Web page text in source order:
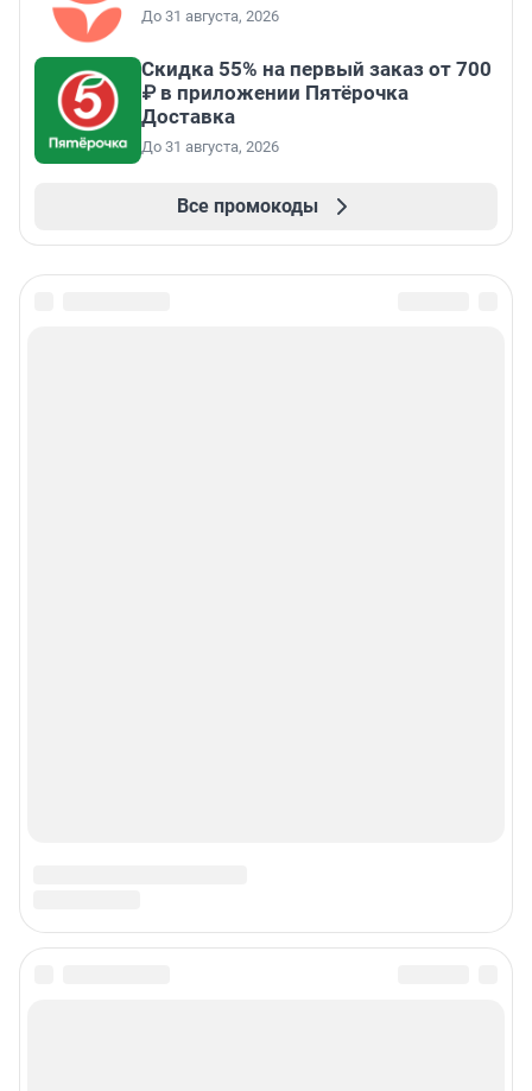
До 31 августа, 2026
Скидка 55% на первый заказ от 700
₽ в приложении Пятёрочка
Доставка
До 31 августа, 2026
Все промокоды